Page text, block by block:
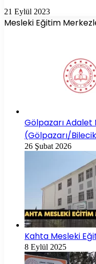
21 Eylül 2023
Mesleki Eğitim
Gölpazarı Adalet
(Gölpazarı/
26 Şubat 2026
Kahta Mesleki
8 Eylül 2025